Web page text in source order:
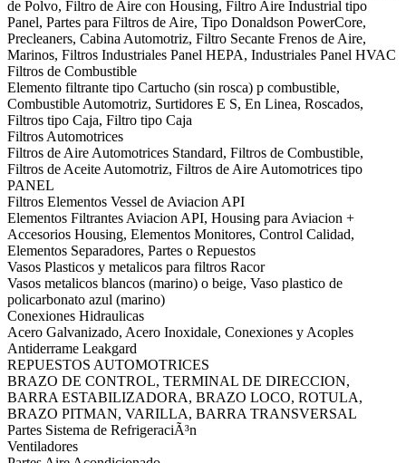
de Polvo, Filtro de Aire con Housing, Filtro Aire Industrial tipo
Panel, Partes para Filtros de Aire, Tipo Donaldson PowerCore,
Precleaners, Cabina Automotriz, Filtro Secante Frenos de Aire,
Marinos, Filtros Industriales Panel HEPA, Industriales Panel HVAC
Filtros de Combustible
Elemento filtrante tipo Cartucho (sin rosca) p combustible,
Combustible Automotriz, Surtidores E S, En Linea, Roscados,
Filtros tipo Caja, Filtro tipo Caja
Filtros Automotrices
Filtros de Aire Automotrices Standard, Filtros de Combustible,
Filtros de Aceite Automotriz, Filtros de Aire Automotrices tipo
PANEL
Filtros Elementos Vessel de Aviacion API
Elementos Filtrantes Aviacion API, Housing para Aviacion +
Accesorios Housing, Elementos Monitores, Control Calidad,
Elementos Separadores, Partes o Repuestos
Vasos Plasticos y metalicos para filtros Racor
Vasos metalicos blancos (marino) o beige, Vaso plastico de
policarbonato azul (marino)
Conexiones Hidraulicas
Acero Galvanizado, Acero Inoxidale, Conexiones y Acoples
Antiderrame Leakgard
REPUESTOS AUTOMOTRICES
BRAZO DE CONTROL, TERMINAL DE DIRECCION,
BARRA ESTABILIZADORA, BRAZO LOCO, ROTULA,
BRAZO PITMAN, VARILLA, BARRA TRANSVERSAL
Partes Sistema de RefrigeraciÃ³n
Ventiladores